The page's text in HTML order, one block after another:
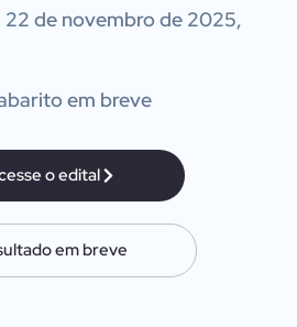
22 de novembro de 2025,
em breve
o edital
em breve